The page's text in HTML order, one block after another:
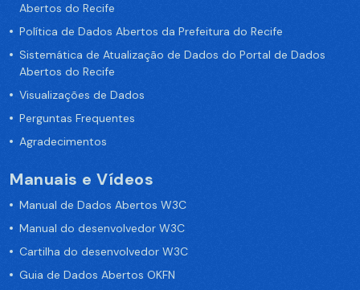
Abertos do Recife
Política de Dados Abertos da Prefeitura do Recife
Sistemática de Atualização de Dados do Portal de Dados
Abertos do Recife
Visualizações de Dados
Perguntas Frequentes
Agradecimentos
Manuais e Vídeos
Manual de Dados Abertos W3C
Manual do desenvolvedor W3C
Cartilha do desenvolvedor W3C
Guia de Dados Abertos OKFN